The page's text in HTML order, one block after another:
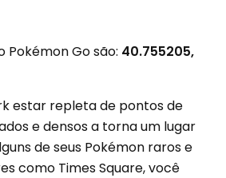
Pokémon Go são: 40.755205,
estar repleta de pontos de
e densos a torna um lugar
de seus Pokémon raros e
como Times Square, você